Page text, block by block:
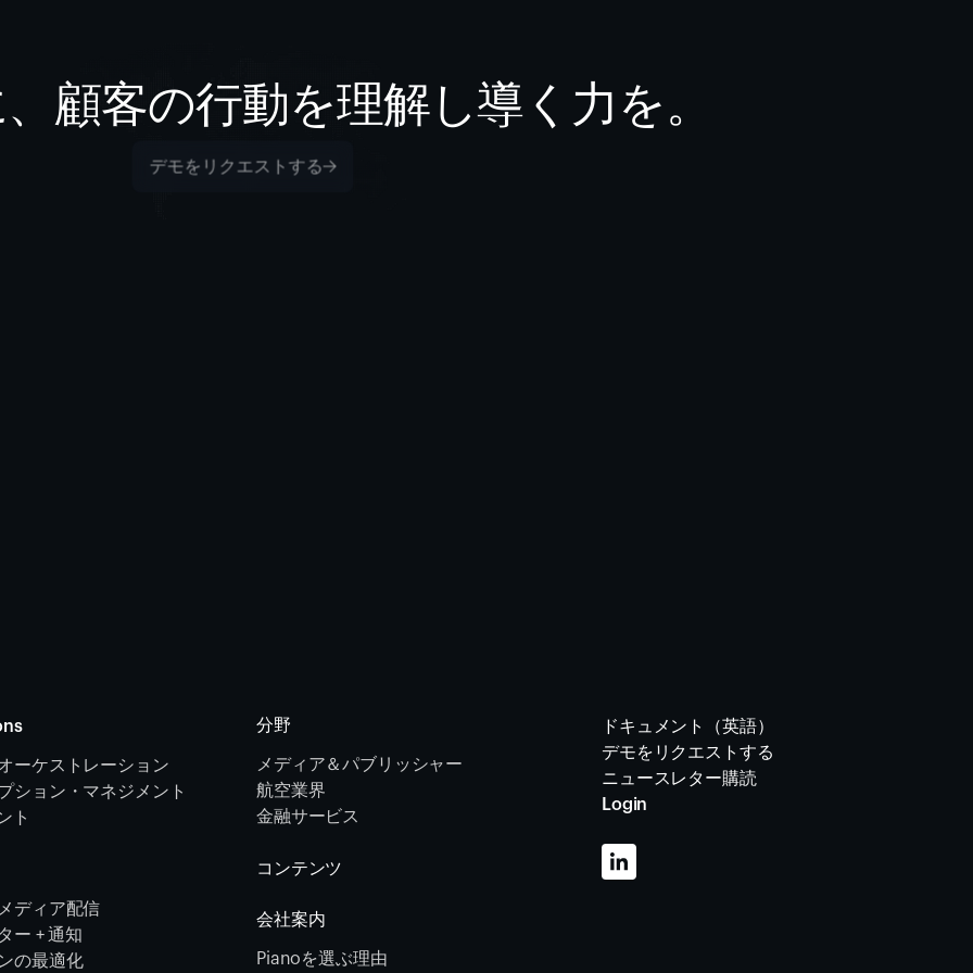
顧客の行動を理解し導く力を。
デモをリクエストする
ーケストレーション
ション・マネジメント
ト
ディア配信
ー + 通知
の最適化
分野
メディア＆パブリッシャー
航空業界
金融サービス
コンテンツ
会社案内
Pianoを選ぶ理由
ドキュメント（英語）
デモをリクエストする
ニュースレター購読
Login